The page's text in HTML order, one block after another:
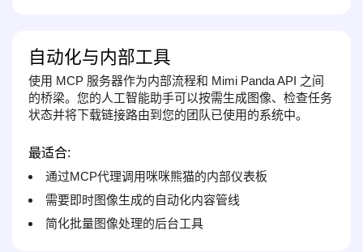
自动化与内部工具
使用 MCP 服务器作为内部流程和 Mimi Panda API 之间
的桥梁。您的人工智能助手可以按需生成图像、检查任务
状态并将下载链接路由到您的团队已使用的系统中。
最适合:
通过MCP代理调用咪咪熊猫的内部仪表板
需要即时图像生成的自动化内容管线
简化批量图像处理的后台工具